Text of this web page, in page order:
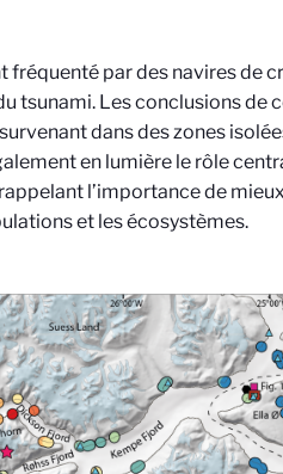
fréquenté par des navires de
tsunami. Les conclusions de
dans des zones
en lumière le rôle
l’importance de
et les écosystèmes.